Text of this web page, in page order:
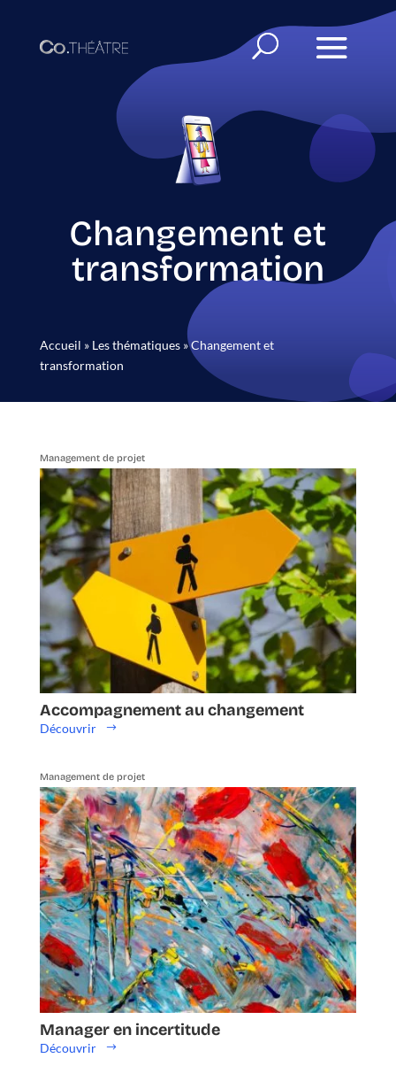
Changement et
transformation
Accueil » Les thématiques»Changement et
transformation
Accompagnement au changement
Management de projet
Découvrir
Manager en incertitude
Management de projet
Découvrir